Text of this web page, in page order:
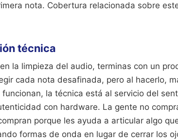
nota. Cobertura relacionada sobre
técnica
la limpieza del audio, terminas con un
cada nota desafinada, pero al hacerlo,
la técnica está al servicio del
con hardware. La gente no
porque les ayuda a articular algo
formas de onda en lugar de cerrar los